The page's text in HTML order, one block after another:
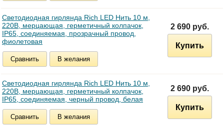
Светодиодная гирлянда Rich LED Нить 10 м,
220В, мерцающая, герметичный колпачок,
IP65, соединяемая, прозрачный провод,
фиолетовая
Сравнить В желания
2 690 руб.
Купить
Светодиодная гирлянда Rich LED Нить 10 м,
220В, мерцающая, герметичный колпачок,
IP65, соединяемая, черный провод, белая
Сравнить В желания
2 690 руб.
Купить